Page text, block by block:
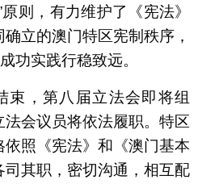
则，有力维护了《宪法》
立的澳门特区宪制秩序，
功实践行稳致远。
束，第八届立法会即将组
会议员将依法履职。特区
照《宪法》和《澳门基本
其职，密切沟通，相互配